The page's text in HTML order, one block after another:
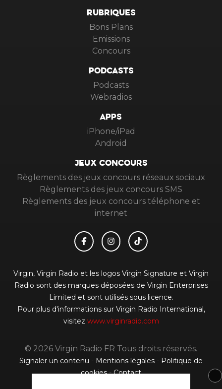
RUBRIQUES
Bons Plans
Emissions
Concours
PODCASTS
Podcasts
Webradios
APPS
iPhone/iPad
Android
JEUX CONCOURS
Règlements des jeux concours réseaux sociaux
Règlements des jeux concours SMS
Règlements des jeux concours téléphone et
internet
Virgin, Virgin Radio et les logos Virgin Signature et Virgin
Radio sont des marques déposées de Virgin Enterprises
Limited et sont utilisés sous licence.
Pour plus d'informations sur Virgin Radio International,
visitez www.virginradio.com
© 2026 Virgin Radio FR Tous droits réservés.
Signaler un contenu - Mentions légales - Politique de
cookies-Contact